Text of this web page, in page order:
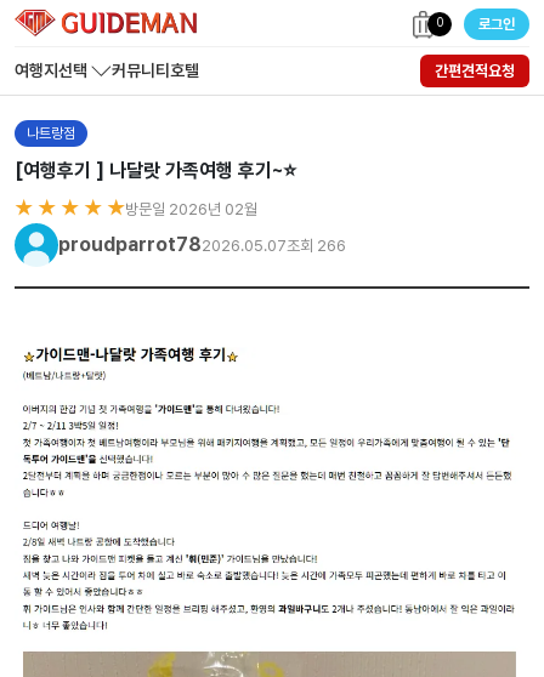
0 로그인
여행지선택 커뮤니티 호텔 간편견적요청
나트랑점
[여행후기 ] 나달랏 가족여행 후기~⭐️
★ ★ ★ ★ ★방문일 2026년 02월
proudparrot782026.05.07조회 266